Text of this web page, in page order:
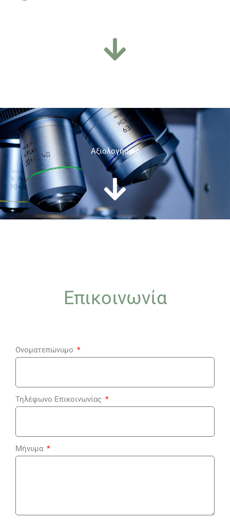
Aξιολογήσεις
Επικοινωνία
Ονοματεπώνυμο
Τηλέφωνο Επικοινωνίας
Μήνυμα